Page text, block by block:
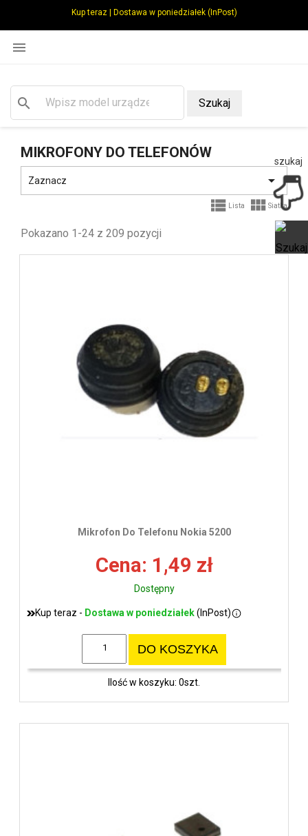
Kup teraz | Dostawa w poniedziałek (InPost)

search Szukaj
MIKROFONY DO TELEFONÓW
Zaznacz 
 Lista  Siatka
Pokazano 1-24 z 209 pozycji
Mikrofon Do Telefonu Nokia 5200
Cena: 1,49 zł
Dostępny
Kup teraz - Dostawa w poniedziałek(InPost)
DO KOSZYKA
Ilość w koszyku: 0szt.
szukaj